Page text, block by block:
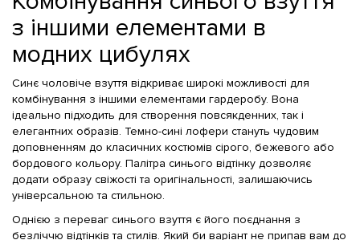
з іншими елементами в
модних цибулях
Синє чоловіче взуття відкриває широкі можливості для
комбінування з іншими елементами гардеробу. Вона
ідеально підходить для створення повсякденних, так і
елегантних образів. Темно-сині лофери стануть чудовим
доповненням до класичних костюмів сірого, бежевого або
бордового кольору. Палітра синього відтінку дозволяє
додати образу свіжості та оригінальності, залишаючись
універсальною та стильною.
Однією з переваг синього взуття є його поєднання з
безліччю відтінків та стилів. Який би варіант не припав вам до